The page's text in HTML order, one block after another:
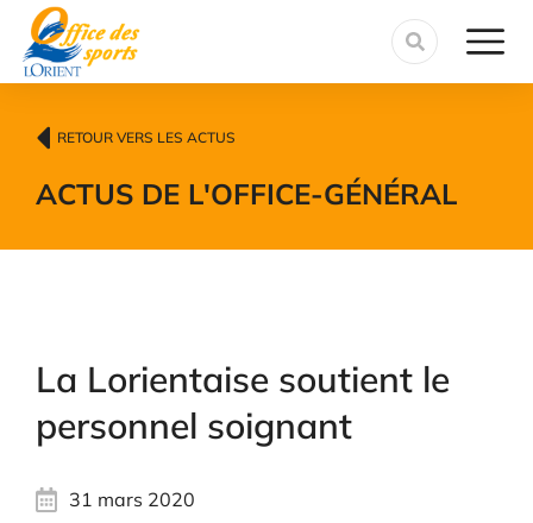
principal
RETOUR VERS LES ACTUS
ACTUS DE L'OFFICE-GÉNÉRAL
La Lorientaise soutient le
personnel soignant
31 mars 2020